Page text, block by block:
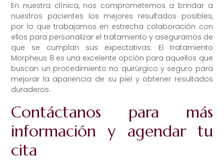
En nuestra clínica, nos comprometemos a brindar a
nuestros pacientes los mejores resultados posibles,
por lo que trabajamos en estrecha colaboración con
ellos para personalizar el tratamiento y asegurarnos de
que se cumplan sus expectativas. El tratamiento
Morpheus 8 es una excelente opción para aquellos que
buscan un procedimiento no quirúrgico y seguro para
mejorar la apariencia de su piel y obtener resultados
duraderos.
Contáctanos para más
información y agendar tu
cita